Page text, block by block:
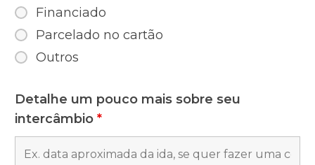
Financiado
Parcelado no cartão
Outros
Detalhe um pouco mais sobre seu
intercâmbio *